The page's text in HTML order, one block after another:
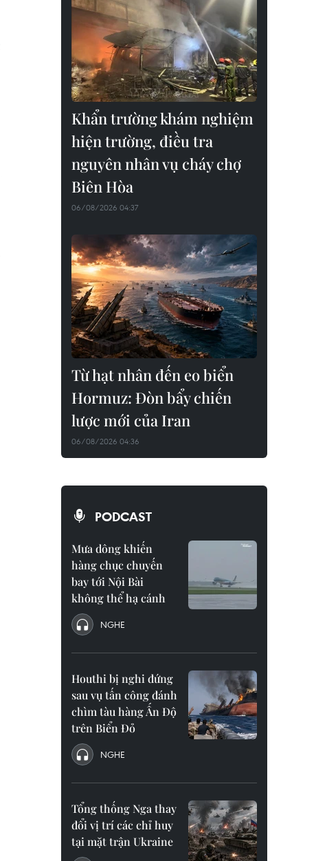
Khẩn trường khám nghiệm
hiện trường, điều tra
nguyên nhân vụ cháy chợ
Biên Hòa
06/08/2026 04:37
Từ hạt nhân đến eo biển
Hormuz: Đòn bẩy chiến
lược mới của Iran
06/08/2026 04:36
PODCAST
Mưa dông khiến
hàng chục chuyến
bay tới Nội Bài
không thể hạ cánh
NGHE
Houthi bị nghi đứng
sau vụ tấn công đánh
chìm tàu hàng Ấn Độ
trên Biển Đỏ
NGHE
Tổng thống Nga thay
đổi vị trí các chỉ huy
tại mặt trận Ukraine